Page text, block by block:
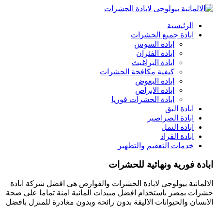
الرئيسية
ابادة جميع الحشرات
ابادة السوس
ابادة الفئران
ابادة البراغيث
كيفية مكافحة الحشرات
ابادة البعوض
ابادة الابراص
ابادة الحشرات فوريا
ابادة البق
ابادة الصراصير
ابادة النمل
ابادة القراد
خدمات التعقيم والتطهير
ابادة فورية ونهائية للحشرات
الالمانية بيولوجى لابادة الحشرات والقوارض هى افضل شركة ابادة
حشرات بمصر باستخدام افضل مبيدات المانية امنة تماما على صحة
الانسان والحيوانات الاليفة بدون رائحة وبدون مغادرة للمنزل بافضل